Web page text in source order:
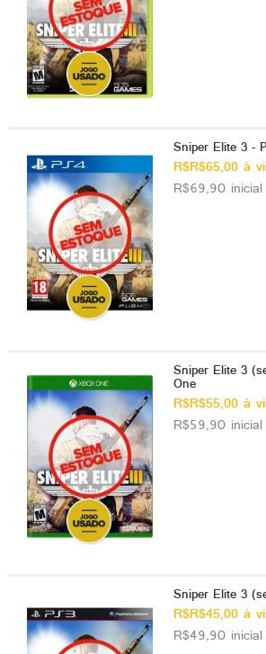
Sniper Elite 3 -
R$R$65,00 à
R$69,90
Sniper Elite 3
One
R$R$55,00 à
R$59,90
Sniper Elite 3
R$R$45,00 à
R$49,90